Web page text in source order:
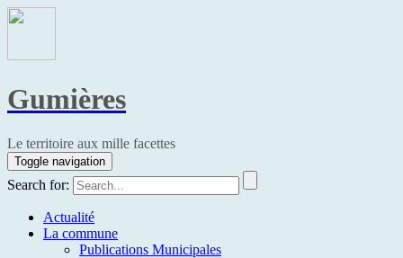
Gumières
Le territoire aux mille facettes
Toggle navigation
Search for:
Actualité
La commune
Publications Municipales